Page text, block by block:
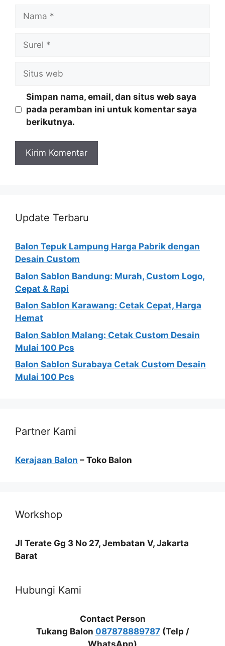
web
Simpan nama, email, dan situs web saya
pada peramban ini untuk komentar saya
berikutnya.
Update Terbaru
Balon Tepuk Lampung Harga Pabrik dengan
Desain Custom
Balon Sablon Bandung: Murah, Custom Logo,
Cepat & Rapi
Balon Sablon Karawang: Cetak Cepat, Harga
Hemat
Balon Sablon Malang: Cetak Custom Desain
Mulai 100 Pcs
Balon Sablon Surabaya Cetak Custom Desain
Mulai 100 Pcs
Partner Kami
Kerajaan Balon – Toko Balon
Workshop
Jl Terate Gg 3 No 27, Jembatan V, Jakarta
Barat
Hubungi Kami
Contact Person
Tukang Balon 087878889787(Telp /
WhatsApp)